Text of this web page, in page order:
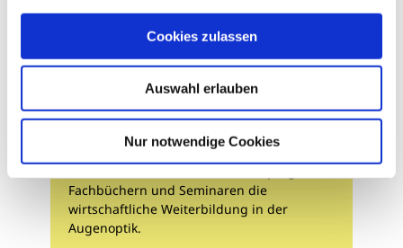
Cookies zulassen
Auswahl erlauben
Nur notwendige Cookies
Joachim Köhler
Prof. Joachim Köhler, Augenoptiker und
Marketingexperte, gründete TSB Köhler,
Fachbüchern und Seminaren die
wirtschaftliche Weiterbildung in der
Augenoptik.